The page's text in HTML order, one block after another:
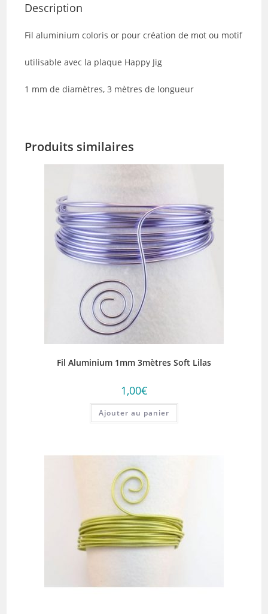
Description
Fil aluminium coloris or pour création de mot ou motif
utilisable avec la plaque Happy Jig
1 mm de diamètres, 3 mètres de longueur
Produits similaires
Fil Aluminium 1mm 3mètres Soft Lilas
1,00€
Ajouter au panier